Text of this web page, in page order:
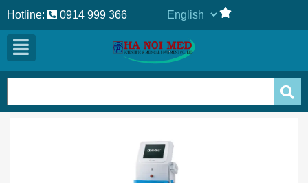
Hotline: 0914 999 366